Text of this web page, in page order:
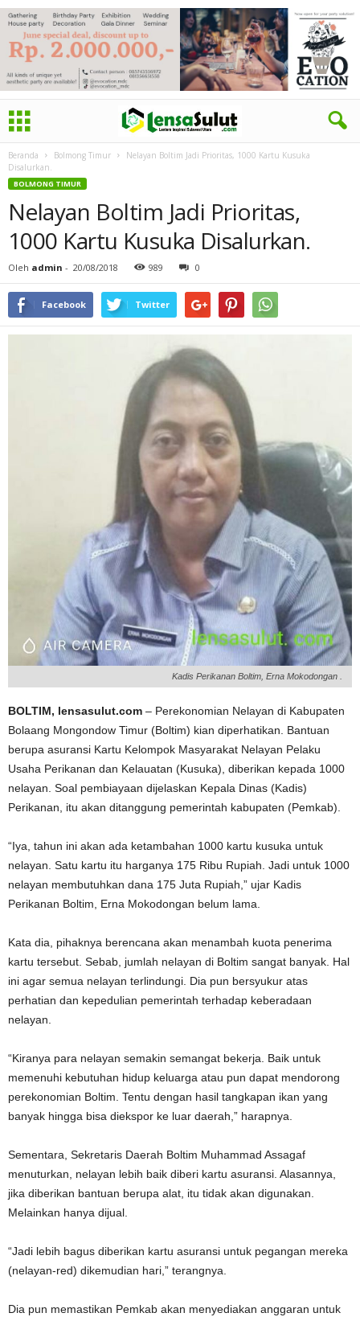
Beranda Bolmong Timur
Nelayan Boltim Jadi Prioritas, 1000 Kartu Kusuka
Disalurkan.
BOLMONG TIMUR
Nelayan Boltim Jadi Prioritas,
1000 Kartu Kusuka Disalurkan.
Oleh admin - 20/08/2018 989 0
Facebook Twitter
Kadis Perikanan Boltim, Erna Mokodongan .
BOLTIM, lensasulut.com – Perekonomian Nelayan di Kabupaten
Bolaang Mongondow Timur (Boltim) kian diperhatikan. Bantuan
berupa asuransi Kartu Kelompok Masyarakat Nelayan Pelaku
Usaha Perikanan dan Kelauatan (Kusuka), diberikan kepada 1000
nelayan. Soal pembiayaan dijelaskan Kepala Dinas (Kadis)
Perikanan, itu akan ditanggung pemerintah kabupaten (Pemkab).
“Iya, tahun ini akan ada ketambahan 1000 kartu kusuka untuk
nelayan. Satu kartu itu harganya 175 Ribu Rupiah. Jadi untuk 1000
nelayan membutuhkan dana 175 Juta Rupiah,” ujar Kadis
Perikanan Boltim, Erna Mokodongan belum lama.
Kata dia, pihaknya berencana akan menambah kuota penerima
kartu tersebut. Sebab, jumlah nelayan di Boltim sangat banyak. Hal
ini agar semua nelayan terlindungi. Dia pun bersyukur atas
perhatian dan kepedulian pemerintah terhadap keberadaan
nelayan.
“Kiranya para nelayan semakin semangat bekerja. Baik untuk
memenuhi kebutuhan hidup keluarga atau pun dapat mendorong
perekonomian Boltim. Tentu dengan hasil tangkapan ikan yang
banyak hingga bisa diekspor ke luar daerah,” harapnya.
Sementara, Sekretaris Daerah Boltim Muhammad Assagaf
menuturkan, nelayan lebih baik diberi kartu asuransi. Alasannya,
jika diberikan bantuan berupa alat, itu tidak akan digunakan.
Melainkan hanya dijual.
“Jadi lebih bagus diberikan kartu asuransi untuk pegangan mereka
(nelayan-red) dikemudian hari,” terangnya.
Dia pun memastikan Pemkab akan menyediakan anggaran untuk